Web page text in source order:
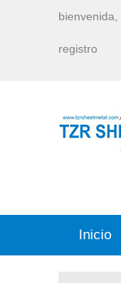
bienvenida,
registro
Inicio